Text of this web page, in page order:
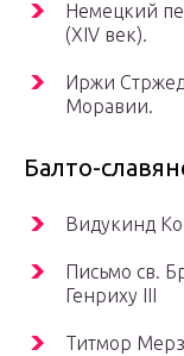
Немецкий
(XIV век).
Иржи
Моравии.
Балто-
Видукинд
Письмо св.
Генриху III
Титмор